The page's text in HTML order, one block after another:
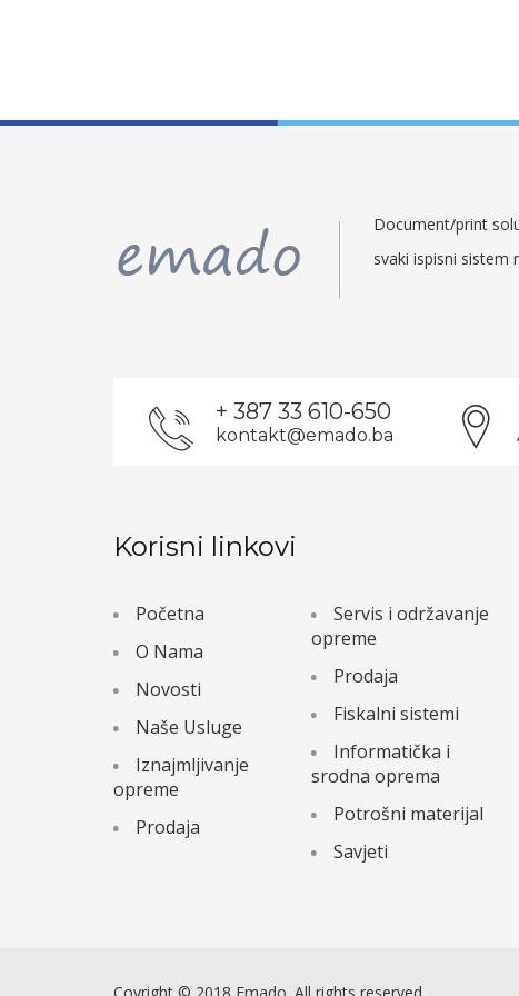
Document/print
svaki ispisni sistem
+ 387 33 610-650
kontakt@emado.ba
Korisni linkovi
Početna
O Nama
Novosti
Naše Usluge
Iznajmljivanje
opreme
Prodaja
Servis i održavanje
opreme
Prodaja
Fiskalni sistemi
Informatička i
srodna oprema
Potrošni materijal
Savjeti